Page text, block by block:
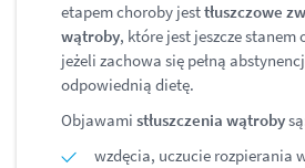
etapem choroby jesttłuszczowe
wątroby, które jest jeszcze
jeżeli zachowa się pełną
odpowiednią dietę.
Objawami stłuszczenia wątroby
wzdęcia, uczucie rozpierania